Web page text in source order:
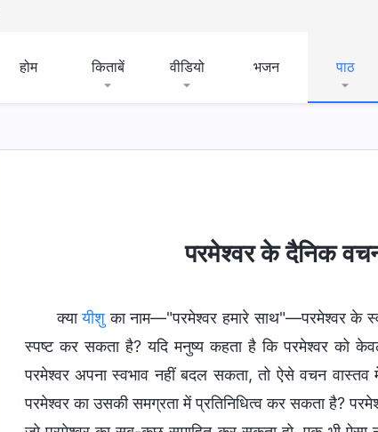
होम किताबें वीडियो भजन पाठ
परमेश्वर के दैनिक
क्यायीशु का नाम—"परमेश्वर हमारे साथ"—परमेश्वर के
स्पष्ट कर सकता है? यदि मनुष्य कहता है कि परमेश्वर को
परमेश्वर अपना स्वभाव नहीं बदल सकता, तो ऐसे वचन
परमेश्वर का उसकी समग्रता में प्रतिनिधित्व कर सकता है?